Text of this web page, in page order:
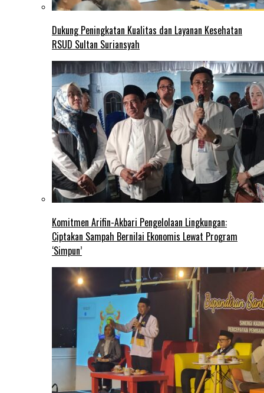
Dukung Peningkatan Kualitas dan Layanan Kesehatan
RSUD Sultan Suriansyah
Komitmen Arifin-Akbari Pengelolaan Lingkungan:
Ciptakan Sampah Bernilai Ekonomis Lewat Program
‘Simpun’